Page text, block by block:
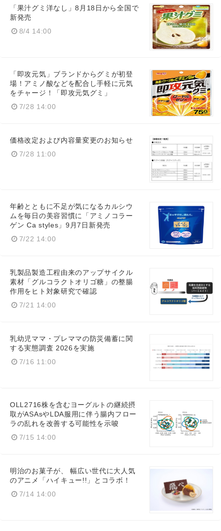
「果汁グミ洋なし」8月18日から全国で
新発売
8/4 14:00
「即攻元気」ブランドからグミが初登
場！アミノ酸などを配合し手軽に元気
をチャージ！「即攻元気グミ」
7/28 14:00
価格改定および内容量変更のお知らせ
7/28 11:00
年齢とともに不足が気になるカルシウ
ムを毎日の美容習慣に「アミノコラー
ゲン Ca styles」9月7日新発売
7/22 14:00
乳製品製造工程由来のアップサイクル
素材「グルコラクトオリゴ糖」の整腸
作用をヒト対象研究で確認
7/21 14:00
乳幼児ママ・プレママの防災備蓄に関
する実態調査 2026を実施
7/16 11:00
OLL2716株を含むヨーグルトの継続摂
取がASAsやLDA服用に伴う腸内フロー
ラの乱れを改善する可能性を示唆
7/15 14:00
明治のお菓子が、 幅広い世代に大人気
のアニメ「ハイキュー!!」とコラボ！
7/14 14:00